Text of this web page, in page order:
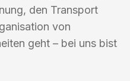
den Transport
von
geht – bei uns bist